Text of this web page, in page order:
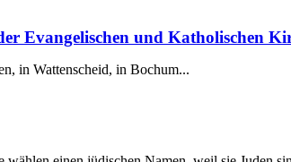
Evangelischen und Katholischen
in Wattenscheid, in Bochum...